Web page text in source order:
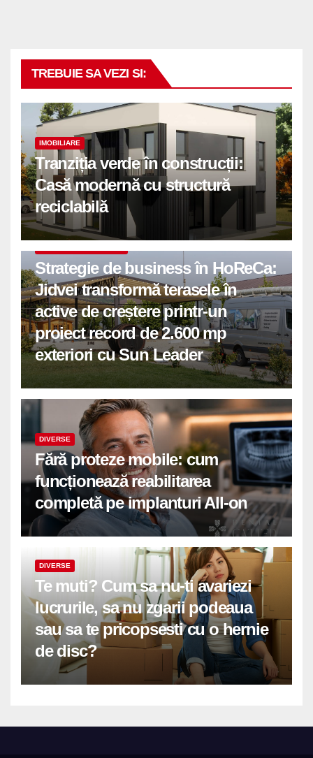
TREBUIE SA VEZI SI:
IMOBILIARE
Tranziția verde în construcții:
Casă modernă cu structură
reciclabilă
Strategie de business în HoReCa:
Jidvei transformă terasele în
active de creștere printr-un
proiect record de 2.600 mp
exteriori cu Sun Leader
DIVERSE
Fără proteze mobile: cum
funcționează reabilitarea
completă pe implanturi All-on
DIVERSE
Te muti? Cum sa nu-ti avariezi
lucrurile, sa nu zgarii podeaua
sau sa te pricopsesti cu o hernie
de disc?